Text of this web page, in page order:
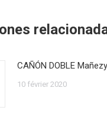
CAÑÓN DOBLE
10 février 2020